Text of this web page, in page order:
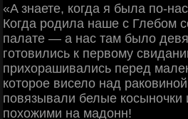
«A знаете, когда я была по-
Когда родила наше c Глебом
палате — a нас там было
готовились к первому
прихорашивались перед
которое висело над
повязывали белые косыночки
похожими на мадонн!